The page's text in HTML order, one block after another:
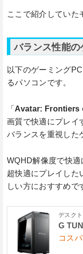
ここで紹介していた
バランス性能
以下のゲーミングPC
るパソコンです。
「 Avatar: Frontiers
画質で快適にプレイ
バランスを重視した
WQHD解像度で快
超快適にプレイした
しい方におすすめで
デスク
G
コ